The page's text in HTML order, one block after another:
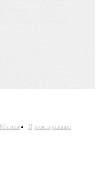
Монтаж
Проектирование